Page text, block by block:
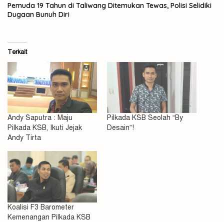
Pemuda 19 Tahun di Taliwang Ditemukan Tewas, Polisi Selidiki
Dugaan Bunuh Diri
Terkait
Andy Saputra : Maju
Pilkada KSB, Ikuti Jejak
Andy Tirta
Pilkada KSB Seolah “By
Desain”!
Koalisi F3 Barometer
Kemenangan Pilkada KSB